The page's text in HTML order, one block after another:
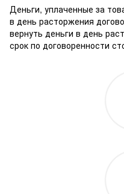
Деньги, уплаченные за
в день расторжения
вернуть деньги в день
срок по договоренности